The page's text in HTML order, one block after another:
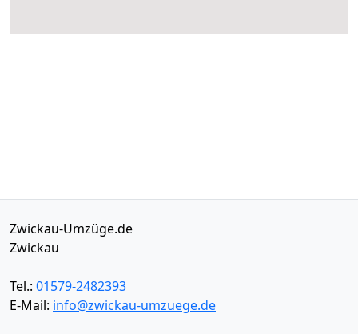
Zwickau-Umzüge.de
Zwickau
Tel.: 01579-2482393
E-Mail: info@zwickau-umzuege.de